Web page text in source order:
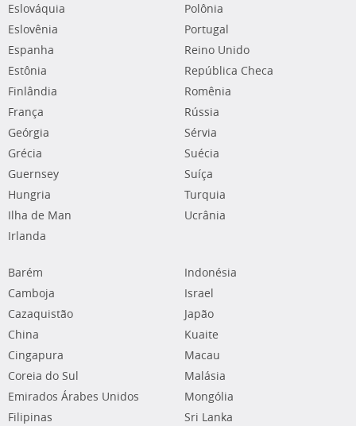
Eslováquia
Eslovênia
Espanha
Estônia
Finlândia
França
Geórgia
Grécia
Guernsey
Hungria
Ilha de Man
Irlanda
Polônia
Portugal
Reino Unido
República Checa
Romênia
Rússia
Sérvia
Suécia
Suíça
Turquia
Ucrânia
Barém
Camboja
Cazaquistão
China
Cingapura
Coreia do Sul
Emirados Árabes Unidos
Filipinas
Indonésia
Israel
Japão
Kuaite
Macau
Malásia
Mongólia
Sri Lanka